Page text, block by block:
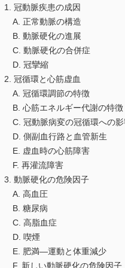
1. 冠動脈疾患の成因
A. 正常動脈の構造
B. 動脈硬化の進展
C. 動脈硬化の合併症
D. 冠攣縮
2. 冠循環と心筋虚血
A. 冠循環調節の特徴
B. 心筋エネルギー代謝の特徴
C. 冠動脈病変の冠循環への影
D. 側副血行路と血管新生
E. 虚血時の心筋障害
F. 再灌流障害
3. 動脈硬化の危険因子
A. 高血圧
B. 糖尿病
C. 高脂血症
D. 喫煙
E. 肥満―運動と体重減少
F. 新しい動脈硬化の危険因子